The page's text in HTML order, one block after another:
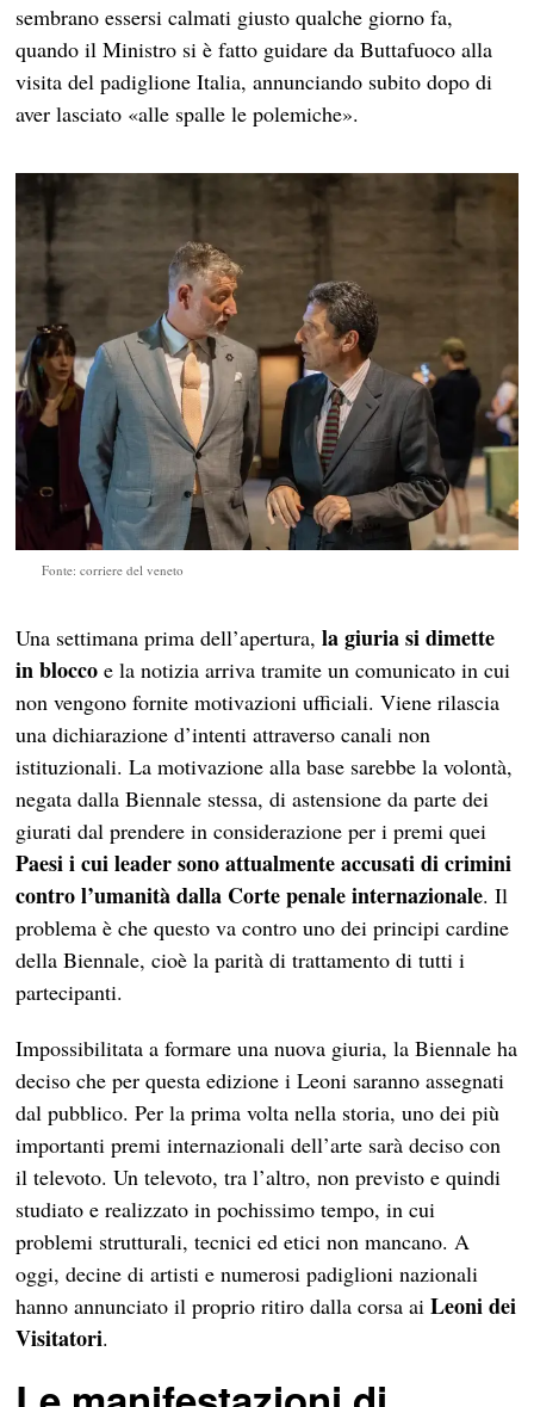
sembrano essersi calmati giusto qualche giorno fa,
quando il Ministro si è fatto guidare da Buttafuoco alla
visita del padiglione Italia, annunciando subito dopo di
aver lasciato «alle spalle le polemiche».
Fonte: corriere del veneto
Una settimana prima dell’apertura,la giuria si dimette
in blocco e la notizia arriva tramite un comunicato in cui
non vengono fornite motivazioni ufficiali. Viene rilascia
una dichiarazione d’intenti attraverso canali non
istituzionali. La motivazione alla base sarebbe la volontà,
negata dalla Biennale stessa, di astensione da parte dei
giurati dal prendere in considerazione per i premi quei
Paesi i cui leader sono attualmente accusati di crimini
contro l’umanità dalla Corte penale internazionale. Il
problema è che questo va contro uno dei principi cardine
della Biennale, cioè la parità di trattamento di tutti i
partecipanti.
Impossibilitata a formare una nuova giuria, la Biennale ha
deciso che per questa edizione i Leoni saranno assegnati
dal pubblico. Per la prima volta nella storia, uno dei più
importanti premi internazionali dell’arte sarà deciso con
il televoto. Un televoto, tra l’altro, non previsto e quindi
studiato e realizzato in pochissimo tempo, in cui
problemi strutturali, tecnici ed etici non mancano. A
oggi, decine di artisti e numerosi padiglioni nazionali
hanno annunciato il proprio ritiro dalla corsa aiLeoni dei
Visitatori.